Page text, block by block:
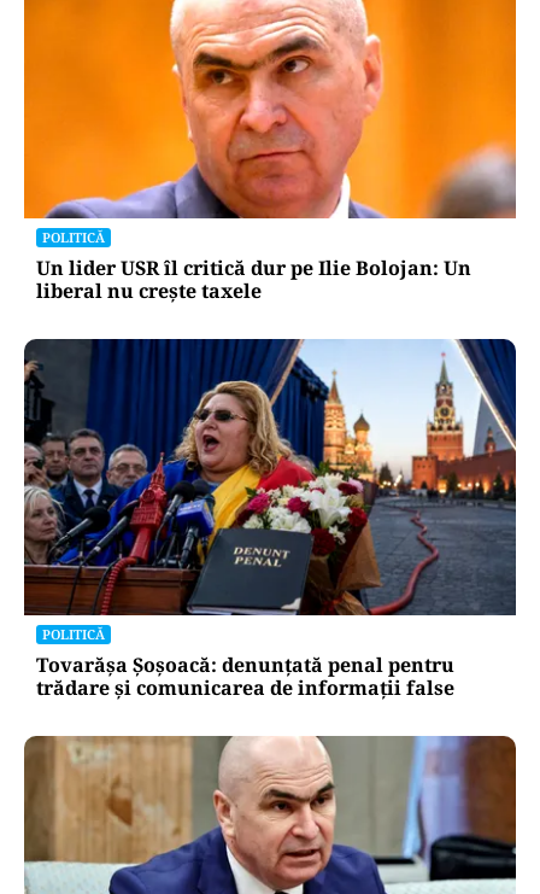
POLITICĂ
Un lider USR îl critică dur pe Ilie Bolojan: Un
liberal nu crește taxele
POLITICĂ
Tovarășa Șoșoacă: denunțată penal pentru
trădare și comunicarea de informații false